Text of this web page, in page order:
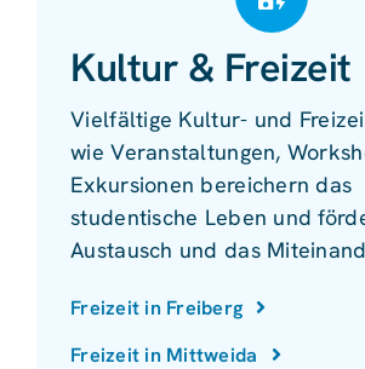
Kultur & Freizeit
Vielfältige Kultur- und
wie Veranstaltungen,
Exkursionen bereichern das
studentische Leben und
Austausch und das
Freizeit in Freiberg
Freizeit in Mittweida